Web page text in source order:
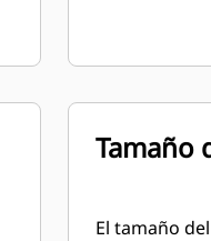
Tamaño
El tamaño